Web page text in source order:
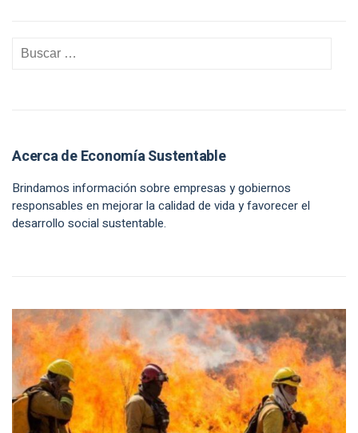
Acerca de Economía Sustentable
Brindamos información sobre empresas y gobiernos
responsables en mejorar la calidad de vida y favorecer el
desarrollo social sustentable.